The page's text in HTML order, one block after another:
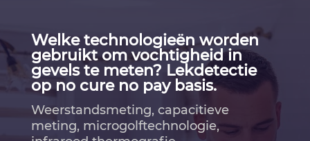
Welke technologieën worden
gebruikt om vochtigheid in
gevels te meten? Lekdetectie
op no cure no pay basis.
Weerstandsmeting, capacitieve
meting, microgolftechnologie,